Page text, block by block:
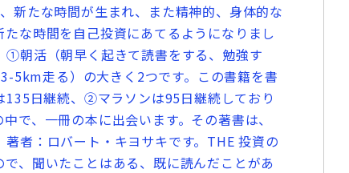
新たな時間が生まれ、また精神的、身体的な
な時間を自己投資にあてるようになりまし
①朝活（朝早く起きて読書をする、勉強す
走る）の大きく2つです。この書籍を書
日継続、②マラソンは95日継続しており
で、一冊の本に出会います。その著書は、
者：ロバート・キヨサキです。THE 投資の
、聞いたことはある、既に読んだことがあ